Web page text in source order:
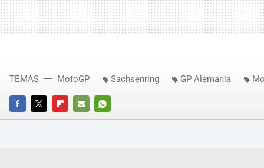
FACEBOOKTWITTERFLIPBOARD
E-
WHATSAPP
TEMAS MotoGP Sachsenring GP Alemania